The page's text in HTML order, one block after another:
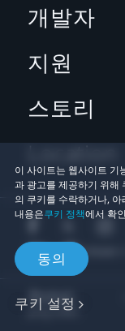
이 사이트는 웹사이트 기
과 광고를 제공하기 위해
의 쿠키를 수락하거나,
내용은쿠키 정책에서 확
동의
쿠키 설정
개발자
지원
스토리
Location